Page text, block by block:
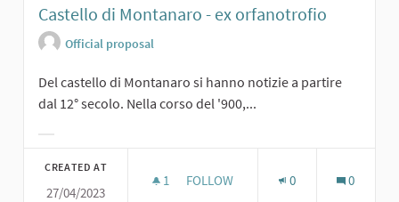
Castello di Montanaro - ex orfanotrofio
Official proposal
Del castello di Montanaro si hanno notizie a partire
dal 12° secolo. Nella corso del '900,...
CREATED AT
27/04/2023
1 1 FOLLOWER
FOLLOW 0 0